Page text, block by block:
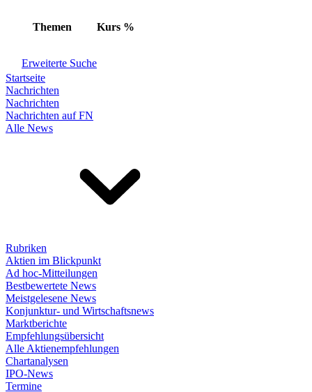
Themen Kurs %
Erweiterte Suche
Startseite
Nachrichten
Nachrichten
Nachrichten auf FN
Alle News
Rubriken
Aktien im Blickpunkt
Ad hoc-Mitteilungen
Bestbewertete News
Meistgelesene News
Konjunktur- und Wirtschaftsnews
Marktberichte
Empfehlungsübersicht
Alle Aktienempfehlungen
Chartanalysen
IPO-News
Termine